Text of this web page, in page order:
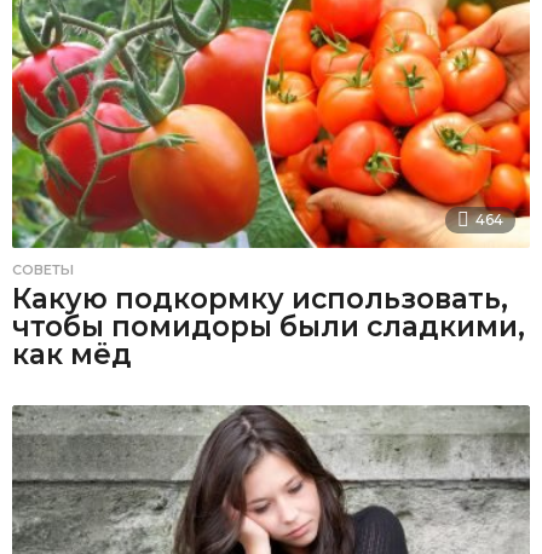
464
СОВЕТЫ
Какую подкормку использовать,
чтобы помидоры были сладкими,
как мёд